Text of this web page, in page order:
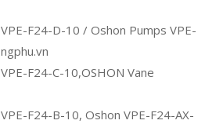
F24-D-10 / Oshon Pumps VPE-
F24-C-10,OSHON Vane
F24-B-10, Oshon VPE-F24-AX-